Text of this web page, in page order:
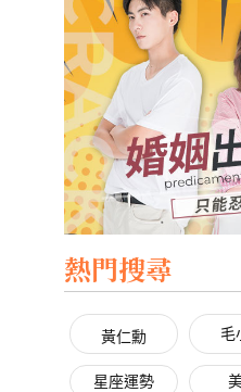
熱門搜尋
黃仁勳 毛
星座運勢